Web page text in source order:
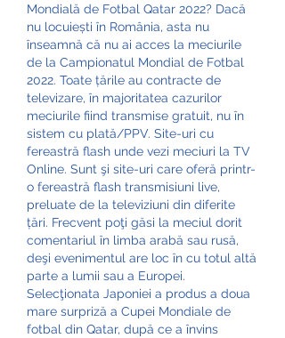
Mondială de Fotbal Qatar 2022? Dacă
nu locuiești în România, asta nu
înseamnă că nu ai acces la meciurile
de la Campionatul Mondial de Fotbal
2022. Toate țările au contracte de
televizare, în majoritatea cazurilor
meciurile fiind transmise gratuit, nu în
sistem cu plată/PPV. Site-uri cu
fereastră flash unde vezi meciuri la TV
Online. Sunt şi site-uri care oferă printr-
o fereastră flash transmisiuni live,
preluate de la televiziuni din diferite
țări. Frecvent poţi găsi la meciul dorit
comentariul în limba arabă sau rusă,
deşi evenimentul are loc în cu totul altă
parte a lumii sau a Europei.
Selecţionata Japoniei a produs a doua
mare surpriză a Cupei Mondiale de
fotbal din Qatar, după ce a învins